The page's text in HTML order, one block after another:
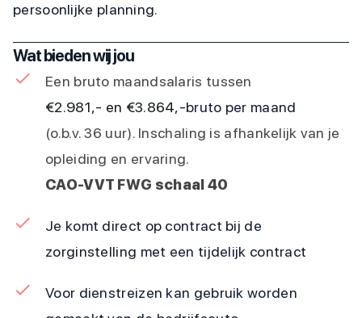
persoonlijke planning.
Wat bieden wij jou
Een bruto maandsalaris tussen
€2.981,- en €3.864,-bruto per maand
(o.b.v. 36 uur). Inschaling is afhankelijk van je
opleiding en ervaring.
CAO-VVT FWG schaal 40
Je komt direct op contract bij de
zorginstelling met een tijdelijk contract
Voor dienstreizen kan gebruik worden